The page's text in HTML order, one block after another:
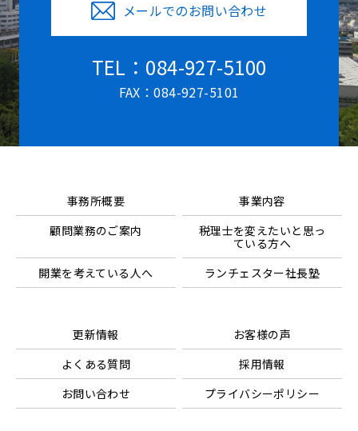
メールでのお問い合わせ
TEL：084-927-5100
FAX：084-927-5101
事務所概要
事業内容
顧問業務のご案内
税理士を変えたいと思っ
ている方へ
開業を考えている人へ
ランチェスター社長塾
更新情報
お客様の声
よくある質問
採用情報
お問い合わせ
プライバシーポリシー